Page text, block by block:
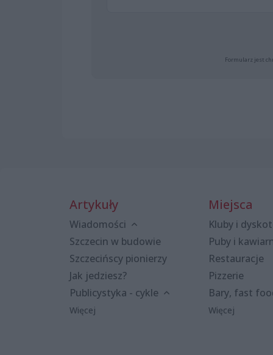
Formularz jest
Artykuły
Wiadomości
Szczecin w budowie
Szczecińscy pionierzy
Jak jedziesz?
Publicystyka - cykle
Więcej
Miejsca
Kluby i
Puby i
Restauracje
Pizzerie
Bary, fast
Więcej